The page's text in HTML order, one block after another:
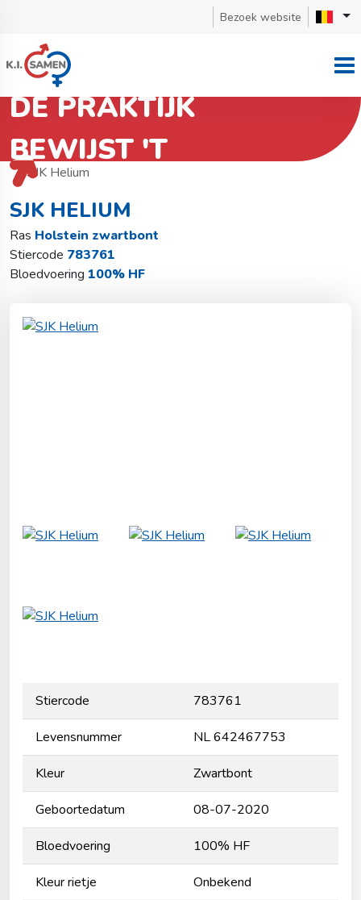
Bezoek website
DE PRAKTIJK
BEWIJST 'T
Terug naar stierzoeker
SJK Helium
SJK HELIUM
Ras Holstein zwartbont
Stiercode 783761
Bloedvoering 100% HF
Stiercode 783761
Levensnummer NL 642467753
Kleur Zwartbont
Geboortedatum 08-07-2020
Bloedvoering 100% HF
Kleur rietje Onbekend